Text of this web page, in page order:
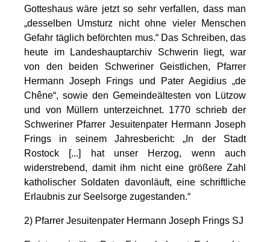
Gotteshaus wäre jetzt so sehr verfallen, dass man
„desselben Umsturz nicht ohne vieler Menschen
Gefahr täglich beförchten mus.“ Das Schreiben, das
heute im Landeshauptarchiv Schwerin liegt, war
von den beiden Schweriner Geistlichen, Pfarrer
Hermann Joseph Frings und Pater Aegidius „de
Chêne“, sowie den Gemeindeältesten von Lützow
und von Müllern unterzeichnet. 1770 schrieb der
Schweriner Pfarrer Jesuitenpater Hermann Joseph
Frings in seinem Jahresbericht: „In der Stadt
Rostock [...] hat unser Herzog, wenn auch
widerstrebend, damit ihm nicht eine größere Zahl
katholischer Soldaten davonläuft, eine schriftliche
Erlaubnis zur Seelsorge zugestanden.“
2) Pfarrer Jesuitenpater Hermann Joseph Frings SJ